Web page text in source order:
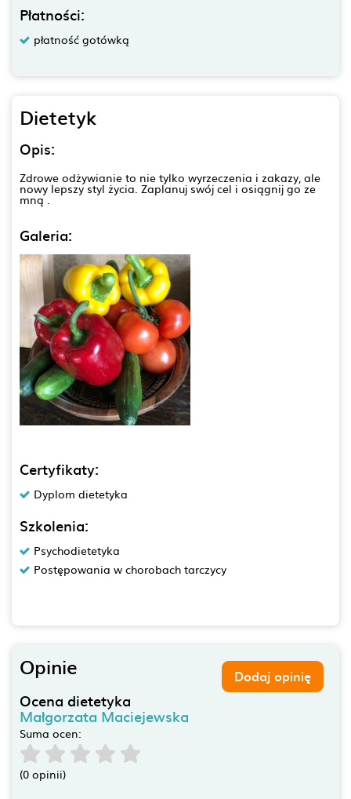
Płatności:
płatność gotówką
Dietetyk
Opis:
Zdrowe odżywianie to nie tylko wyrzeczenia i zakazy, ale
nowy lepszy styl życia. Zaplanuj swój cel i osiągnij go ze
mną .
Galeria:
Certyfikaty:
Dyplom dietetyka
Szkolenia:
Psychodietetyka
Postępowania w chorobach tarczycy
Opinie Dodaj opinię
Ocena dietetyka
Małgorzata Maciejewska
Suma ocen:
(0 opinii)